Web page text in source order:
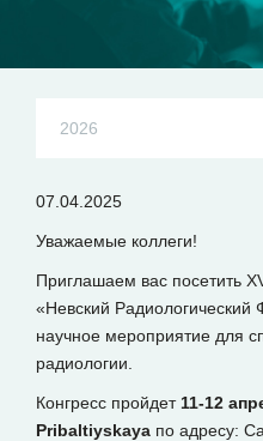
07.04.2025
Уважаемые коллеги!
Приглашаем вас посетить
«Невский
научное мероприятие для
радиологии.
Конгресс пройдет 11-12
Pribaltiyskaya по адресу: